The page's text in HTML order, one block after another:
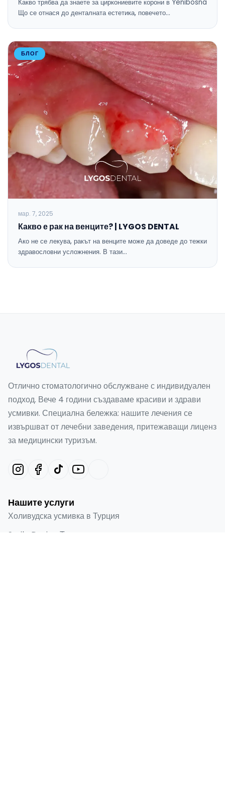
Какво трябва да знаете за циркониевите корони в Yenibosna
Що се отнася до денталната естетика, повечето…
БЛОГ
мар. 7, 2025
Какво е рак на венците? | LYGOS DENTAL
Ако не се лекува, ракът на венците може да доведе до тежки
здравословни усложнения. В тази…
Отлично стоматологично обслужване с индивидуален
подход. Вече 4 години създаваме красиви и здрави
усмивки. Специална бележка: нашите лечения се
извършват от лечебни заведения, притежаващи лиценз
за медицински туризъм.
Нашите услуги
Холивудска усмивка в Турция
Smile Design Турция